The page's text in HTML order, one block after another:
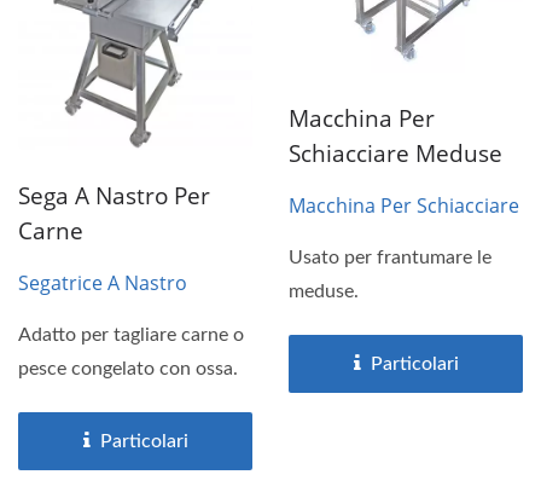
Sega A Nastro Per
Carne
Segatrice A Nastro
Adatto per tagliare carne o
pesce congelato con ossa.
Particolari
Macchina Per
Schiacciare Meduse
Macchina Per Schiacciare
Usato per frantumare le
meduse.
Particolari